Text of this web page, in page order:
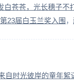
白苍苍，光长穗子不
23届白玉兰奖入围
自时光彼岸的童年絮